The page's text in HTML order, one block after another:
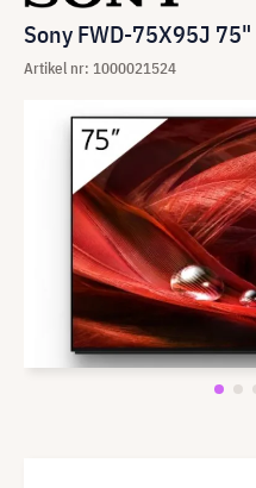
Sony FWD-75X95J
Artikel nr: 1000021524